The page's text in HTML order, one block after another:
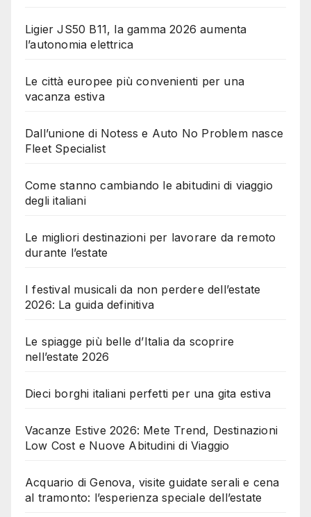
Ligier JS50 B11, la gamma 2026 aumenta
l’autonomia elettrica
Le città europee più convenienti per una
vacanza estiva
Dall’unione di Notess e Auto No Problem nasce
Fleet Specialist
Come stanno cambiando le abitudini di viaggio
degli italiani
Le migliori destinazioni per lavorare da remoto
durante l’estate
I festival musicali da non perdere dell’estate
2026: La guida definitiva
Le spiagge più belle d’Italia da scoprire
nell’estate 2026
Dieci borghi italiani perfetti per una gita estiva
Vacanze Estive 2026: Mete Trend, Destinazioni
Low Cost e Nuove Abitudini di Viaggio
Acquario di Genova, visite guidate serali e cena
al tramonto: l’esperienza speciale dell’estate